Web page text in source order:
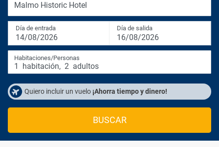
Malmo Historic Hotel
Día de entrada
14/08/2026
Día de salida
16/08/2026
Habitaciones/Personas
1 habitación, 2 adultos
Quiero incluir un vuelo ¡Ahorra tiempo y dinero!
BUSCAR